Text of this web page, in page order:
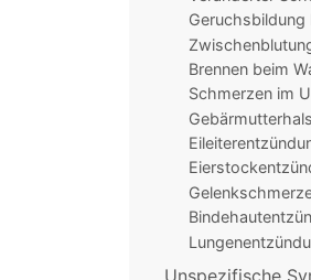
Brennen beim
Schmerzen im